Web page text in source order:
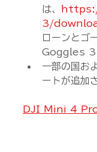
は、
3/
ローンとゴ
Goggles 3
一部の国お
ートが追加
DJI Mini 4